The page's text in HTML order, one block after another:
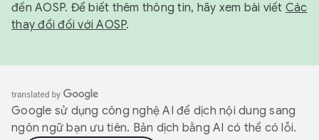
đến AOSP. Để biết thêm thông tin, hãy xem bài viết Các
thay đổi đối với AOSP.
Google sử dụng công nghệ AI để dịch nội dung sang
ngôn ngữ bạn ưu tiên. Bản dịch bằng AI có thể có lỗi.